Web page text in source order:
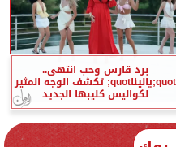
برد قارس وحب انتهى..
quot;ياليناquot; تكشف الوجه المثير
لكواليس كليبها الجديد